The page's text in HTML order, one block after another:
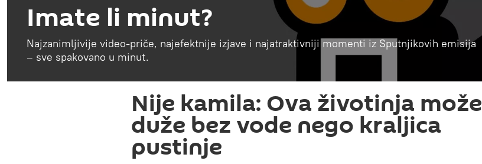
Imate li minut?
Najzanimljivije video-priče, najefektnije izjave i najatraktivniji momenti iz Sputnjikovih emisija
– sve spakovano u minut.
Nije kamila: Ova životinja može
duže bez vode nego kraljica
pustinje